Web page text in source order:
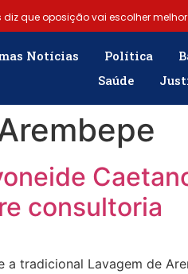
diz que oposição vai escolher
hoje (6) Samuel
de emergência para população
de Zema sobre fim do Bolsa
Notícias Política
Saúde
consultoria
a tradicional Lavagem de